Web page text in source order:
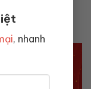
, nhanh
ý nghĩa